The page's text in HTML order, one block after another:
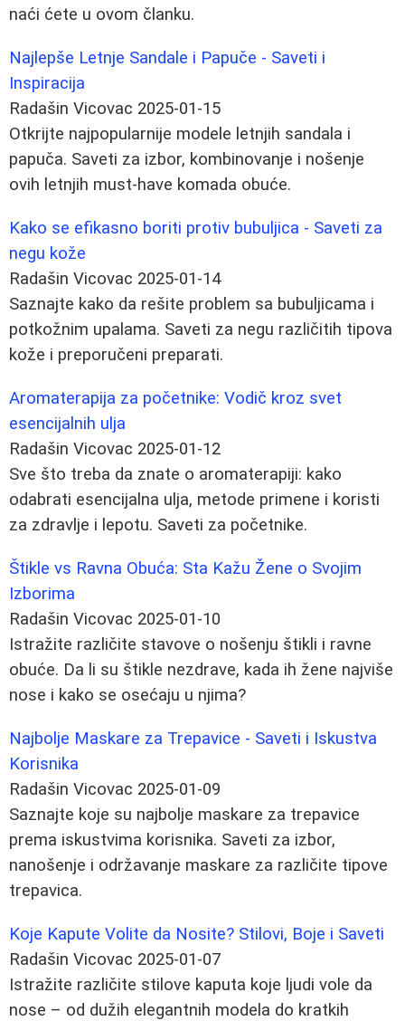
naći ćete u ovom članku.
Najlepše Letnje Sandale i Papuče - Saveti i
Inspiracija
Radašin Vicovac 2025-01-15
Otkrijte najpopularnije modele letnjih sandala i
papuča. Saveti za izbor, kombinovanje i nošenje
ovih letnjih must-have komada obuće.
Kako se efikasno boriti protiv bubuljica - Saveti za
negu kože
Radašin Vicovac 2025-01-14
Saznajte kako da rešite problem sa bubuljicama i
potkožnim upalama. Saveti za negu različitih tipova
kože i preporučeni preparati.
Aromaterapija za početnike: Vodič kroz svet
esencijalnih ulja
Radašin Vicovac 2025-01-12
Sve što treba da znate o aromaterapiji: kako
odabrati esencijalna ulja, metode primene i koristi
za zdravlje i lepotu. Saveti za početnike.
Štikle vs Ravna Obuća: Sta Kažu Žene o Svojim
Izborima
Radašin Vicovac 2025-01-10
Istražite različite stavove o nošenju štikli i ravne
obuće. Da li su štikle nezdrave, kada ih žene najviše
nose i kako se osećaju u njima?
Najbolje Maskare za Trepavice - Saveti i Iskustva
Korisnika
Radašin Vicovac 2025-01-09
Saznajte koje su najbolje maskare za trepavice
prema iskustvima korisnika. Saveti za izbor,
nanošenje i održavanje maskare za različite tipove
trepavica.
Koje Kapute Volite da Nosite? Stilovi, Boje i Saveti
Radašin Vicovac 2025-01-07
Istražite različite stilove kaputa koje ljudi vole da
nose – od dužih elegantnih modela do kratkih